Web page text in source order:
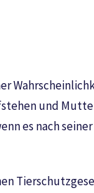
und
es nach